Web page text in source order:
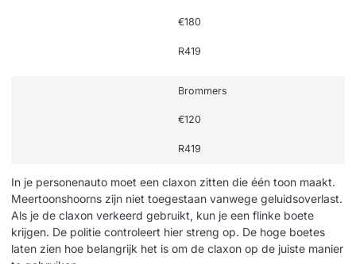
€180
R419
Brommers
€120
R419
In je personenauto moet een claxon zitten die één toon maakt.
Meertoonshoorns zijn niet toegestaan vanwege geluidsoverlast.
Als je de claxon verkeerd gebruikt, kun je een flinke boete
krijgen. De politie controleert hier streng op. De hoge boetes
laten zien hoe belangrijk het is om de claxon op de juiste manier